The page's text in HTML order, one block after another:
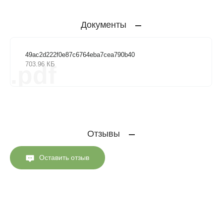
Документы
49ac2d222f0e87c6764eba7cea790b40
703.96 КБ
.pdf
Отзывы
Оставить отзыв